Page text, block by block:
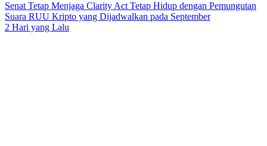
Senat Tetap Menjaga Clarity Act Tetap Hidup dengan Pemungutan
Suara RUU Kripto yang Dijadwalkan pada September
2 Hari yang Lalu